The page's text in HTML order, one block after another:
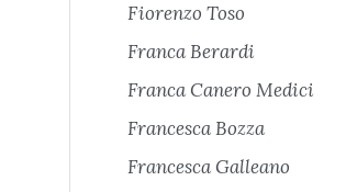
Fiorenzo Toso
Franca Berardi
Franca Canero Medici
Francesca Bozza
Francesca Galleano